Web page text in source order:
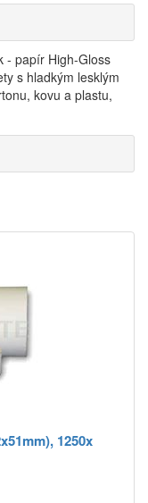
- papír High-Gloss
s hladkým lesklým
kovu a plastu,
1250x